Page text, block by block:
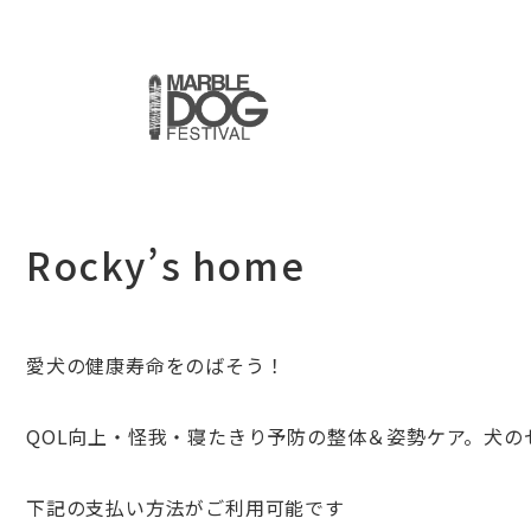
Rocky’s home
愛犬の健康寿命をのばそう！
QOL向上・怪我・寝たきり予防の整体＆姿勢ケア。犬
下記の支払い方法がご利用可能です